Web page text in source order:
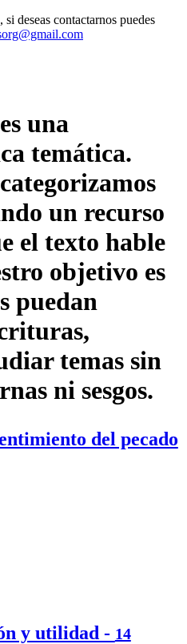
deseas contactarnos puedes
una
temática.
un recurso
el texto hable
objetivo es
puedan
temas sin
ni sesgos.
del pecado
y utilidad - 14